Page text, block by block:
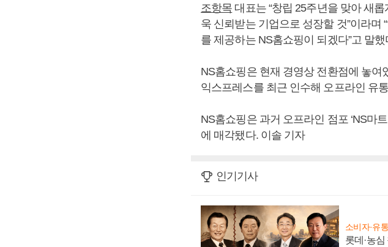
조항목 대표는 “창립 25주년을 맞아 새
욱 신뢰받는 기업으로 성장할 것”이라며
를 제공하는 NS홈쇼핑이 되겠다”고 말했
NS홈쇼핑은 현재 경영상 전환점에 놓
익스프레스를 최근 인수해 오프라인 유
NS홈쇼핑은 과거 오프라인 점포 ‘NS마
에 매각됐다. 이솔 기자
인기기사
소비자·유통
롯데·농